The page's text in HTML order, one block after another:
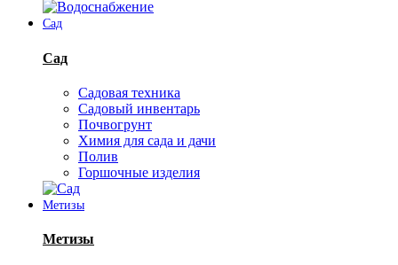
Сад
Сад
Садовая техника
Садовый инвентарь
Почвогрунт
Химия для сада и дачи
Полив
Горшочные изделия
Метизы
Метизы